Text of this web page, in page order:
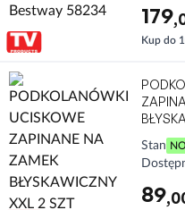
179
Kup do
Stan
89